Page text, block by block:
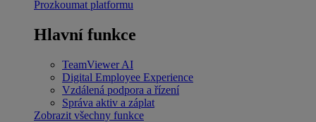
Prozkoumat platformu
Hlavní funkce
TeamViewer AI
Digital Employee Experience
Vzdálená podpora a řízení
Správa aktiv a záplat
Zobrazit všechny funkce